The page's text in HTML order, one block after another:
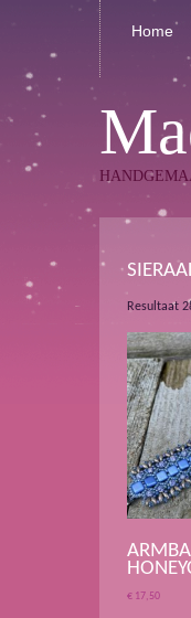
Home
Resultaat
€ 17,50